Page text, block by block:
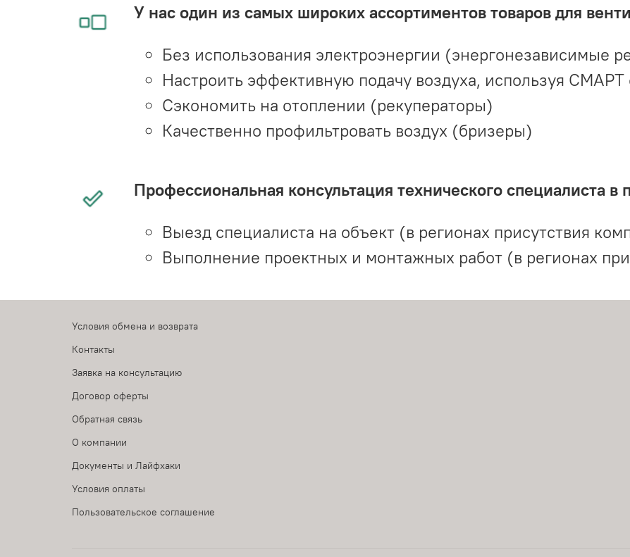
У нас один из самых широких ассортиментов товаров для
Без использования электроэнергии (энергонезависимые
Настроить эффективную подачу воздуха, используя
Сэкономить на отоплении (рекуператоры)
Качественно профильтровать воздух (бризеры)
Профессиональная консультация технического специалиста в
Выезд специалиста на объект (в регионах присутствия
Выполнение проектных и монтажных работ (в регионах
Условия обмена и возврата
Контакты
Заявка на консультацию
Договор оферты
Обратная связь
О компании
Документы и Лайфхаки
Условия оплаты
Пользовательское соглашение